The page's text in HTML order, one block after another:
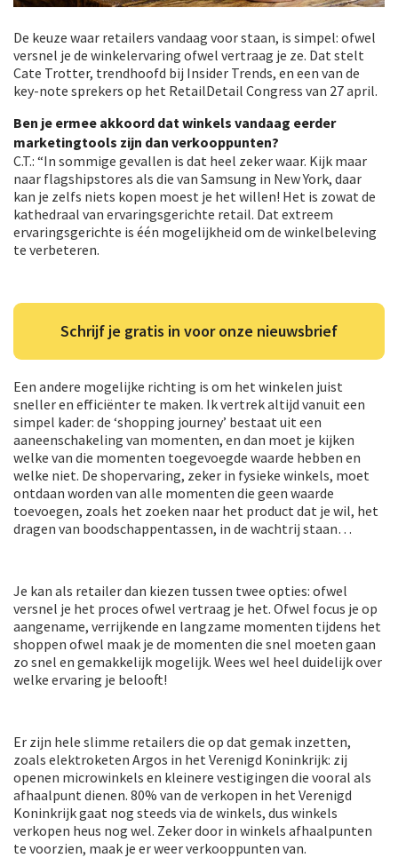
De keuze waar retailers vandaag voor staan, is simpel: ofwel
versnel je de winkelervaring ofwel vertraag je ze. Dat stelt
Cate Trotter, trendhoofd bij Insider Trends, en een van de
key-note sprekers op het RetailDetail Congress van 27 april.
Ben je ermee akkoord dat winkels vandaag eerder
marketingtools zijn dan verkooppunten?
C.T.: “In sommige gevallen is dat heel zeker waar. Kijk maar
naar flagshipstores als die van Samsung in New York, daar
kan je zelfs niets kopen moest je het willen! Het is zowat de
kathedraal van ervaringsgerichte retail. Dat extreem
ervaringsgerichte is één mogelijkheid om de winkelbeleving
te verbeteren.
Schrijf je gratis in voor onze nieuwsbrief
Een andere mogelijke richting is om het winkelen juist
sneller en efficiënter te maken. Ik vertrek altijd vanuit een
simpel kader: de ‘shopping journey’ bestaat uit een
aaneenschakeling van momenten, en dan moet je kijken
welke van die momenten toegevoegde waarde hebben en
welke niet. De shopervaring, zeker in fysieke winkels, moet
ontdaan worden van alle momenten die geen waarde
toevoegen, zoals het zoeken naar het product dat je wil, het
dragen van boodschappentassen, in de wachtrij staan…
Je kan als retailer dan kiezen tussen twee opties: ofwel
versnel je het proces ofwel vertraag je het. Ofwel focus je op
aangename, verrijkende en langzame momenten tijdens het
shoppen ofwel maak je de momenten die snel moeten gaan
zo snel en gemakkelijk mogelijk. Wees wel heel duidelijk over
welke ervaring je belooft!
Er zijn hele slimme retailers die op dat gemak inzetten,
zoals elektroketen Argos in het Verenigd Koninkrijk: zij
openen microwinkels en kleinere vestigingen die vooral als
afhaalpunt dienen. 80% van de verkopen in het Verenigd
Koninkrijk gaat nog steeds via de winkels, dus winkels
verkopen heus nog wel. Zeker door in winkels afhaalpunten
te voorzien, maak je er weer verkooppunten van.